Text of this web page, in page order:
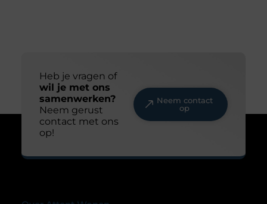
Heb je vragen of
wil je met ons
samenwerken?
Neem gerust
contact met ons
op!
Neem contact
op